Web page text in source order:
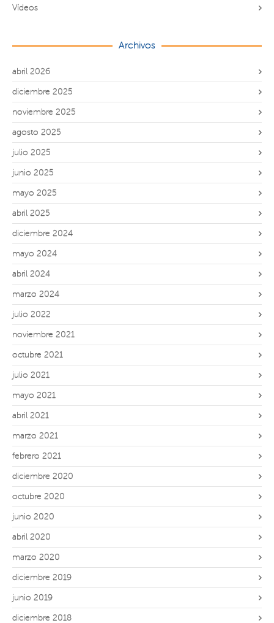
Vídeos
Archivos
abril 2026
diciembre 2025
noviembre 2025
agosto 2025
julio 2025
junio 2025
mayo 2025
abril 2025
diciembre 2024
mayo 2024
abril 2024
marzo 2024
julio 2022
noviembre 2021
octubre 2021
julio 2021
mayo 2021
abril 2021
marzo 2021
febrero 2021
diciembre 2020
octubre 2020
junio 2020
abril 2020
marzo 2020
diciembre 2019
junio 2019
diciembre 2018